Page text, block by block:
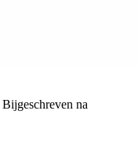
Bijgeschreven na